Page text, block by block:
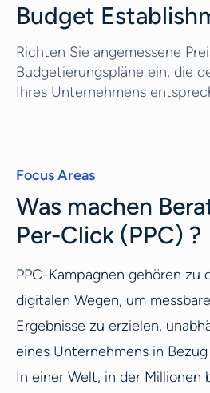
Budget
Richten Sie angemessene
Budgetierungspläne ein, die
Ihres Unternehmens
Focus Areas
Was machen
Per-Click (PPC) ?
PPC-Kampagnen gehören zu
digitalen Wegen, um
Ergebnisse zu erzielen,
eines Unternehmens in
In einer Welt, in der Millionen